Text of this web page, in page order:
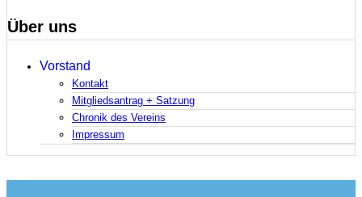
Über uns
Vorstand
Kontakt
Mitgliedsantrag + Satzung
Chronik des Vereins
Impressum